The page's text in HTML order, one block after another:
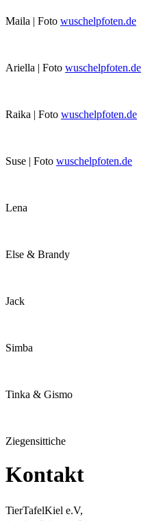
Maila | Foto wuschelpfoten.de
Ariella | Foto wuschelpfoten.de
Raika | Foto wuschelpfoten.de
Suse | Foto wuschelpfoten.de
Lena
Else & Brandy
Jack
Simba
Tinka & Gismo
Ziegensittiche
Kontakt
TierTafelKiel e.V,